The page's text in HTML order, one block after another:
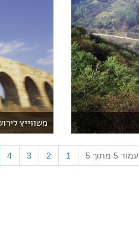
משווייץ
עמוד 5 מתוך 5 1
2
3
4